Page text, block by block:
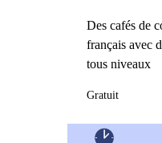
Des cafés de
français avec
tous niveaux
Gratuit